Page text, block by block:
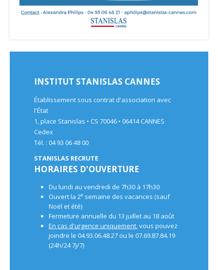
INSTITUT STANISLAS CANNES
Établissement sous contrat d'association avec
l'État
1, place Stanislas • CS 70046 • 06414 CANNES
Cedex
Tél. : 04 93 06 48 00
STANISLAS RECRUTE
HORAIRES D'OUVERTURE
Du lundi au vendredi de 7h30 à 17h30
Ouvert la 2e semaine des vacances (sauf
Noël et été)
Fermeture annuelle du 13 juillet au 18 août
En cas d'urgence uniquement, vous pouvez
joindre le 04.93.06.48.27 ou le 07.69.87.84.19
(24h/24 7j/7)